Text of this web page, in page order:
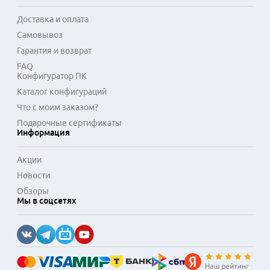
стандартные модели для повседневного использования,
так и специализированные варианты для работы с аудио- и
видеооборудованием.
Доставка и оплата
Самовывоз
Гарантия и возврат
FAQ
Конфигуратор ПК
Каталог конфигураций
Что с моим заказом?
Подарочные сертификаты
Информация
Акции
Новости
Обзоры
Мы в соцсетях